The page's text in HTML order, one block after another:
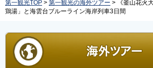
第一観光TOP > 第一観光の海外ツアー > 《釜山花火
鶏湯」と海雲台ブルーライン海岸列車3日間